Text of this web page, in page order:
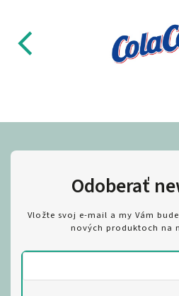
Odoberať
Vložte svoj e-mail a my Vám
nových produktoch na